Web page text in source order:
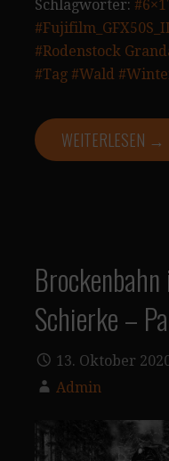
Schlagwörter:
#Fujifilm_GFX50S_II
#Rodenstock
#Tag #Wald
WEITERLESEN →
Schierke –
13. Oktober
Admin